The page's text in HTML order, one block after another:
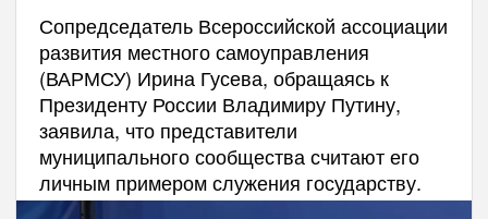
Сопредседатель Всероссийской ассоциации
развития местного самоуправления
(ВАРМСУ) Ирина Гусева, обращаясь к
Президенту России Владимиру Путину,
заявила, что представители
муниципального сообщества считают его
личным примером служения государству.